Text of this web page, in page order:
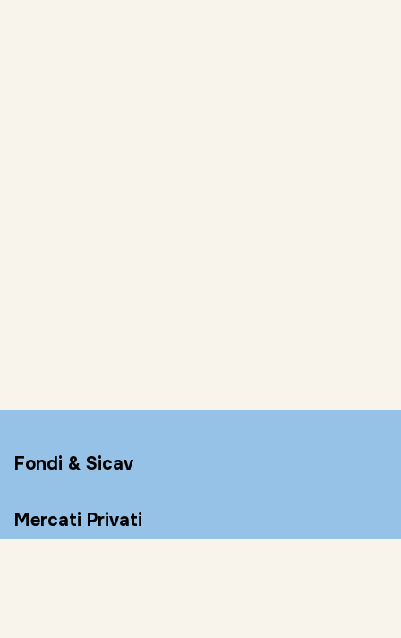
Fondi & Sicav
Mercati Privati